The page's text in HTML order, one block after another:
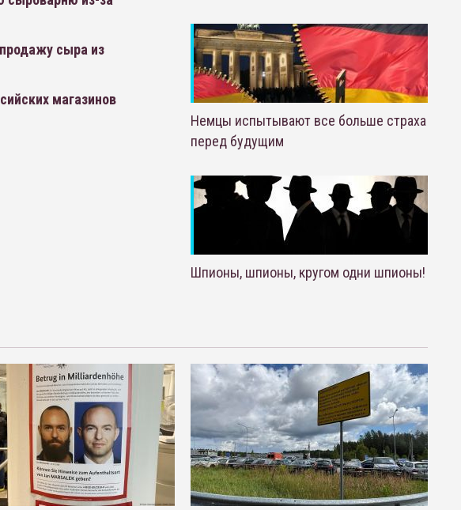
сыра из
магазинов
Немцы испытывают все больше страха
перед будущим
Шпионы, шпионы, кругом одни шпионы!